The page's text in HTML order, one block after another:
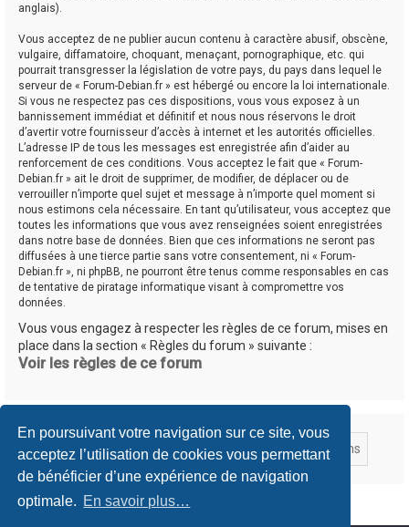
En poursuivant votre navigation sur ce site, vous
acceptez l’utilisation de cookies vous permettant
de bénéficier d’une expérience de navigation
optimale. En savoir plus…
anglais).
Vous acceptez de ne publier aucun contenu à caractère abusif, obscène,
vulgaire, diffamatoire, choquant, menaçant, pornographique, etc. qui
pourrait transgresser la législation de votre pays, du pays dans lequel le
serveur de « Forum-Debian.fr » est hébergé ou encore la loi internationale.
Si vous ne respectez pas ces dispositions, vous vous exposez à un
bannissement immédiat et définitif et nous nous réservons le droit
d’avertir votre fournisseur d’accès à internet et les autorités officielles.
L’adresse IP de tous les messages est enregistrée afin d’aider au
renforcement de ces conditions. Vous acceptez le fait que « Forum-
Debian.fr » ait le droit de supprimer, de modifier, de déplacer ou de
verrouiller n’importe quel sujet et message à n’importe quel moment si
nous estimons cela nécessaire. En tant qu’utilisateur, vous acceptez que
toutes les informations que vous avez renseignées soient enregistrées
dans notre base de données. Bien que ces informations ne seront pas
diffusées à une tierce partie sans votre consentement, ni « Forum-
Debian.fr », ni phpBB, ne pourront être tenus comme responsables en cas
de tentative de piratage informatique visant à compromettre vos
données.
Vous vous engagez à respecter les règles de ce forum, mises en
place dans la section « Règles du forum » suivante :
Voir les règles de ce forum